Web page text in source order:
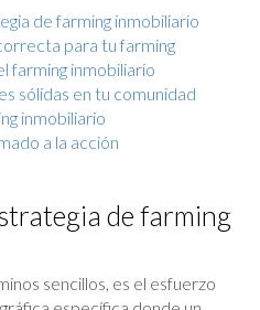
de farming inmobiliario
para tu farming
farming inmobiliario
sólidas en tu comunidad
inmobiliario
a la acción
de farming
sencillos, es el esfuerzo